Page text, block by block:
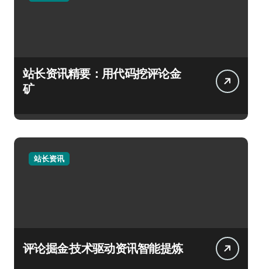
站长资讯精要：用代码挖评论金
矿
站长资讯
评论掘金·技术驱动资讯智能提炼